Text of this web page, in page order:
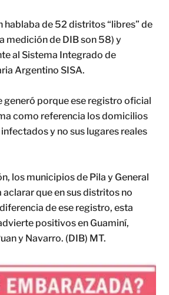
hablaba de 52 distritos “libres” de
medición de DIB son 58) y
al Sistema Integrado de
Argentino SISA.
generó porque ese registro oficial
como referencia los domicilios
y no sus lugares reales
los municipios de Pila y General
aclarar que en sus distritos no
de ese registro, esta
positivos en Guaminí,
y Navarro. (DIB) MT.